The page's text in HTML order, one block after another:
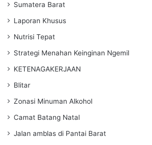
Sumatera Barat
Laporan Khusus
Nutrisi Tepat
Strategi Menahan Keinginan Ngemil
KETENAGAKERJAAN
Blitar
Zonasi Minuman Alkohol
Camat Batang Natal
Jalan amblas di Pantai Barat